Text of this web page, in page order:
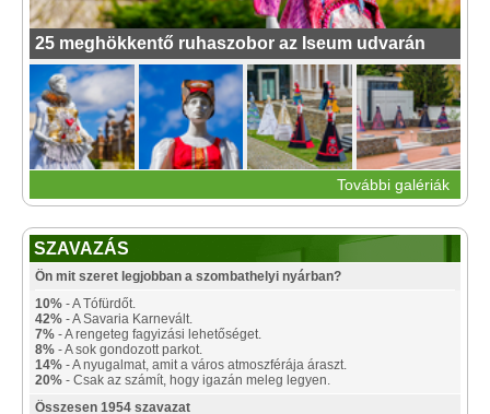
25 meghökkentő ruhaszobor az Iseum udvarán
További galériák
SZAVAZÁS
Ön mit szeret legjobban a szombathelyi nyárban?
10% - A Tófürdőt.
42% - A Savaria Karnevált.
7% - A rengeteg fagyizási lehetőséget.
8% - A sok gondozott parkot.
14% - A nyugalmat, amit a város atmoszférája áraszt.
20% - Csak az számít, hogy igazán meleg legyen.
Összesen 1954 szavazat